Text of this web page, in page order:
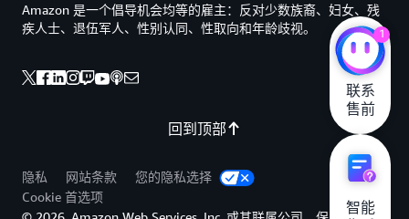
回到顶部
Amazon 是一个倡导机会均等的雇主：反对少数族裔、妇女、残
疾人士、退伍军人、性别认同、性取向和年龄歧视。
隐私 网站条款
您的隐私选择
Cookie 首选项
1
联系
售前
智能